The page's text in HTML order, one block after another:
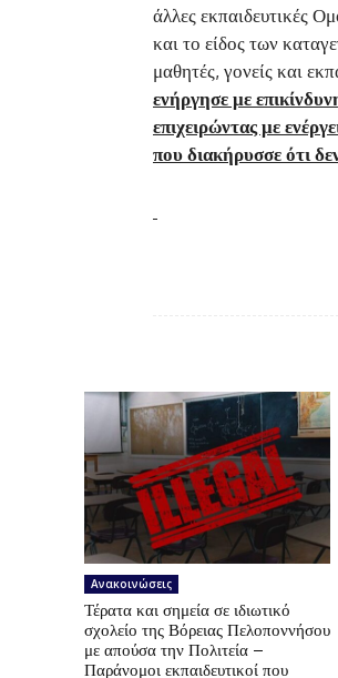
άλλες εκπαιδευτικές
και το είδος των
μαθητές, γονείς και
ενήργησε με
επιχειρώντας με
που διακήρυσσε ότι
Ανακοινώσεις
Τέρατα και σημεία σε ιδιωτικό
σχολείο της Βόρειας Πελοποννήσου
με απούσα την Πολιτεία –
Παράνομοι εκπαιδευτικοί που